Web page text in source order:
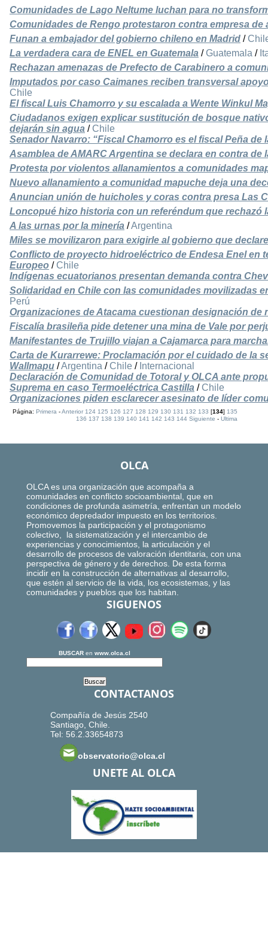
Comunidades de Lago Neltume luchan para no
Comunidades de Rengo protestaron contra empresa de
Funan a embajador del gobierno chileno en Madrid /
La verdadera cara de ENEL en Guatemala / Guatemala /
Rechazan amenazas de Prefecto de Carabinero a
Imputados por caso Caimanes reciben transversal
Chile
El fiscal Luis Chamorro y su escalada a Wente Winkul
Ciudadanos exigen explicar sustitución de bosque
dejarán sin agua / Chile
Senador Navarro: “Fiscal Chamorro es el fiscal Peña de
Asamblea de AMARC Argentina se declara en contra de
Protesta por violentos allanamientos a comunidades
Nuevo allanamiento a comunidad mapuche deja una
Anuncian unión de huicholes y coras contra presa Las
Loncopué hizo historia con un referéndum que rechazó
A las urnas por la minería /Argentina
Miles se movilizaron para exigirle al gobierno que
Conflicto de proyecto hidroeléctrico de Endesa Enel en
Europeo / Chile
Indígenas ecuatorianos presentan demanda contra
Solidaridad en Chile con las comunidades movilizadas
Perú
Organizaciones de Atacama cuestionan designación de
Fiscalía brasileña pide detener una mina de Vale por
Manifestantes de Trujillo viajan a Cajamarca para
Carta de Kurarrewe: Proclamación por el cuidado de la
Wallmapu /Argentina / Chile / Internacional
Declaración de Comunidad de Totoral y OLCA ante
Suprema en caso Termoeléctrica Castilla / Chile
Organizaciones piden esclarecer asesinato de líder
Página:Primera -Anterior 124 125 126 127 128 129 130 131 132 133 [134]135
136 137 138 139 140 141 142 143 144 Siguiente -Ultima
OLCA
OLCA es una organización que acompaña a
comunidades en conflicto socioambiental, que en
condiciones de profunda asimetría, enfrentan un modelo
económico depredador impuesto en los territorios.
Promovemos la participación y el protagonismo
colectivo, la sistematización y el intercambio de
experiencias y conocimientos, la articulación y el
desarrollo de procesos de valoración identitaria, con una
perspectiva de género y de derechos. De esta forma
incidir en la construcción de alternativas al desarrollo,
que estén al servicio de la vida, los ecosistemas, y las
comunidades y pueblos que los habitan.
SIGUENOS
BUSCAR en www.olca.cl
CONTACTANOS
Compañía de Jesús 2540
Santiago, Chile.
Tel: 56.2.33654873
observatorio@olca.cl
UNETE AL OLCA